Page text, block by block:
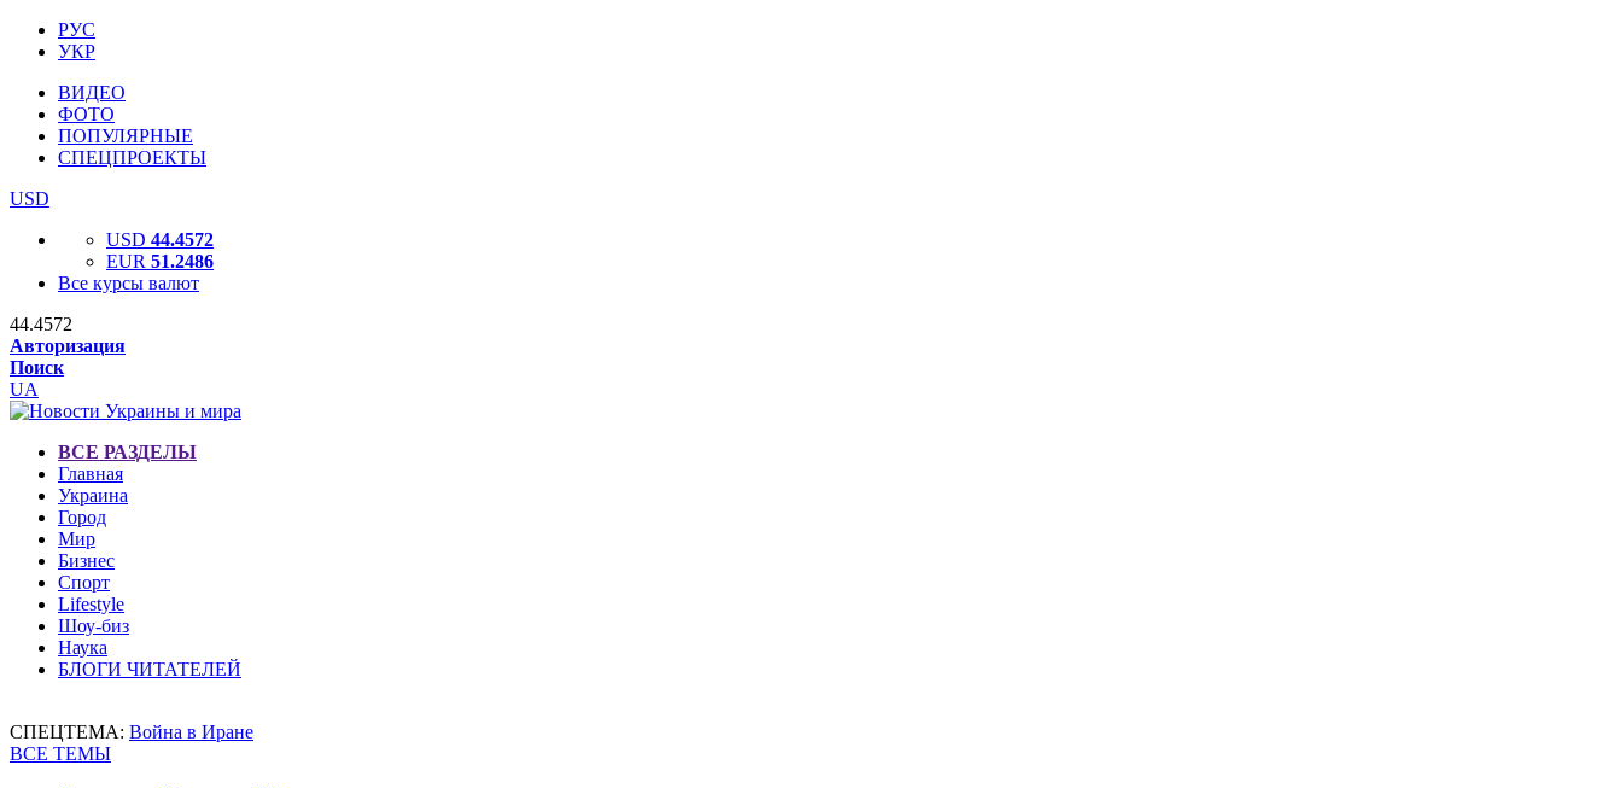
РУС
УКР
ВИДЕО
ФОТО
ПОПУЛЯРНЫЕ
СПЕЦПРОЕКТЫ
USD
USD 44.4572
EUR 51.2486
Все курсы валют
44.4572
Авторизация
Поиск
UA
ВСЕ РАЗДЕЛЫ
Главная
Украина
Город
Мир
Бизнес
Спорт
Lifestyle
Шоу-биз
Наука
БЛОГИ ЧИТАТЕЛЕЙ
СПЕЦТЕМА: Война в Иране
ВСЕ ТЕМЫ